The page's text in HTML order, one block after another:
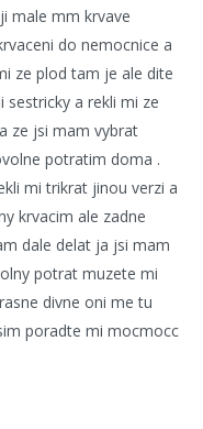
male mm krvave
do nemocnice a
ze plod tam je ale dite
a rekli mi ze
ze jsi mam vybrat
potratim doma .
mi trikrat jinou verzi a
krvacim ale zadne
dale delat ja jsi mam
potrat muzete mi
divne oni me tu
poradte mi mocmocc